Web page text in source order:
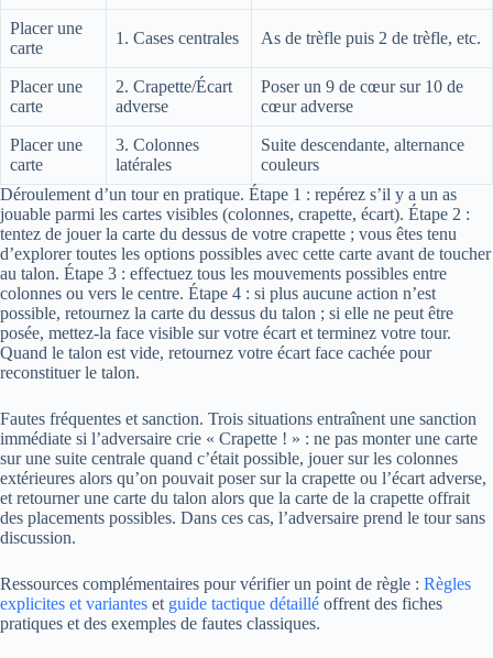
Placer une
carte
1. Cases centrales As de trèfle puis 2 de trèfle, etc.
Placer une
carte
2. Crapette/Écart
adverse
Poser un 9 de cœur sur 10 de
cœur adverse
Placer une
carte
3. Colonnes
latérales
Suite descendante, alternance
couleurs
Déroulement d’un tour en pratique. Étape 1 : repérez s’il y a un as
jouable parmi les cartes visibles (colonnes, crapette, écart). Étape 2 :
tentez de jouer la carte du dessus de votre crapette ; vous êtes tenu
d’explorer toutes les options possibles avec cette carte avant de toucher
au talon. Étape 3 : effectuez tous les mouvements possibles entre
colonnes ou vers le centre. Étape 4 : si plus aucune action n’est
possible, retournez la carte du dessus du talon ; si elle ne peut être
posée, mettez-la face visible sur votre écart et terminez votre tour.
Quand le talon est vide, retournez votre écart face cachée pour
reconstituer le talon.
Fautes fréquentes et sanction. Trois situations entraînent une sanction
immédiate si l’adversaire crie « Crapette ! » : ne pas monter une carte
sur une suite centrale quand c’était possible, jouer sur les colonnes
extérieures alors qu’on pouvait poser sur la crapette ou l’écart adverse,
et retourner une carte du talon alors que la carte de la crapette offrait
des placements possibles. Dans ces cas, l’adversaire prend le tour sans
discussion.
Ressources complémentaires pour vérifier un point de règle : Règles
explicites et variantes et guide tactique détaillé offrent des fiches
pratiques et des exemples de fautes classiques.